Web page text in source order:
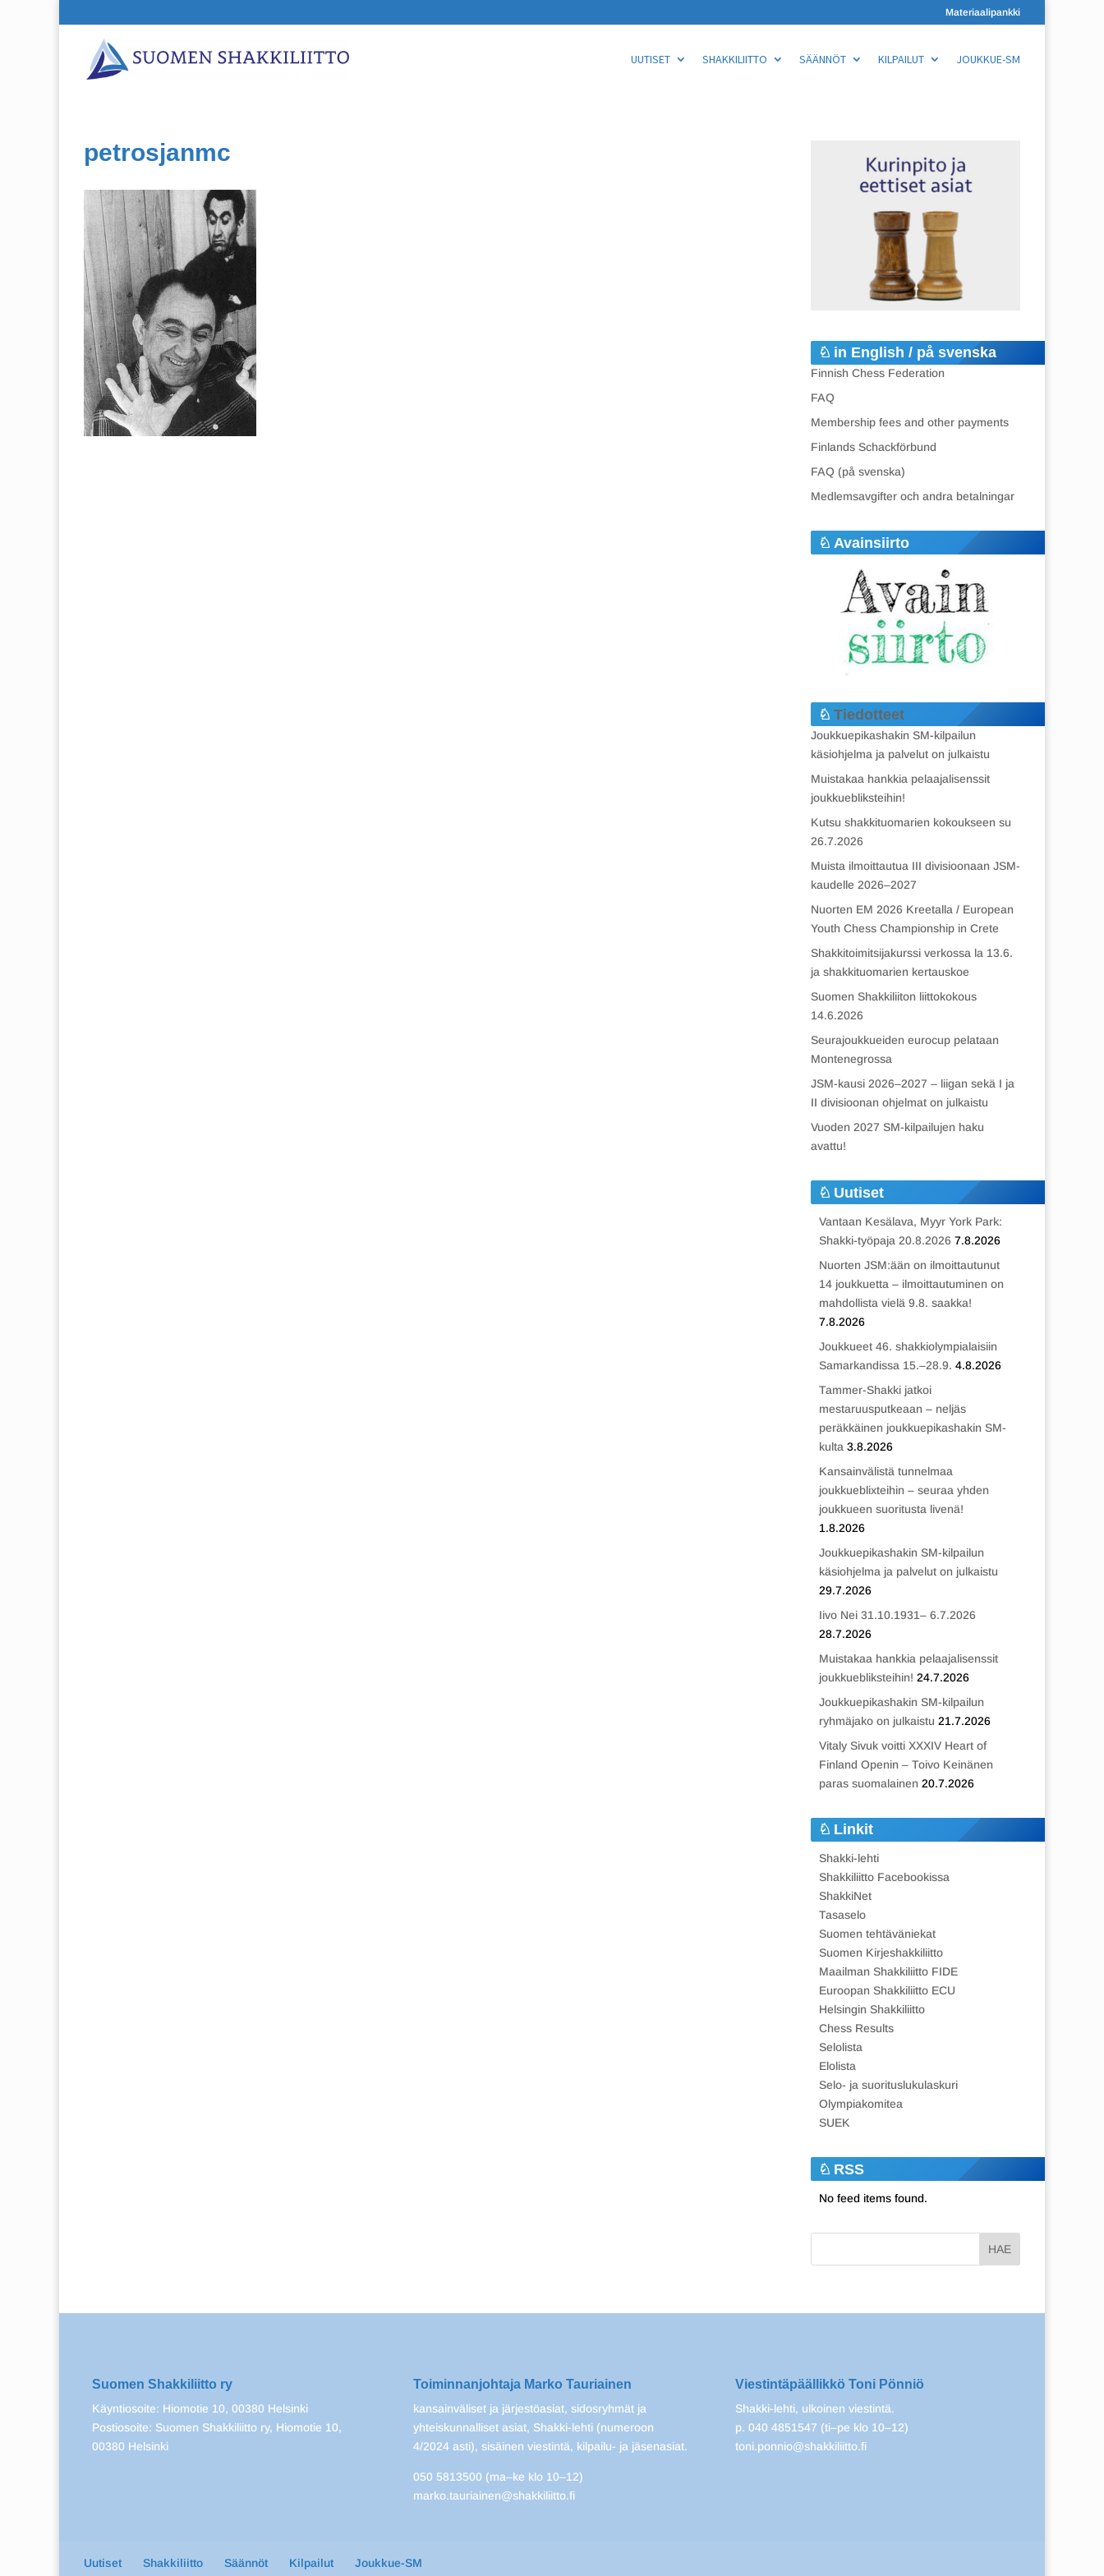
Materiaalipankki
UUTISET SHAKKILIITTO SÄÄNNÖT KILPAILUT JOUKKUE-SM
petrosjanmc
in English / på svenska
Finnish Chess Federation
FAQ
Membership fees and other payments
Finlands Schackförbund
FAQ (på svenska)
Medlemsavgifter och andra betalningar
Avainsiirto
Tiedotteet
Joukkuepikashakin SM-kilpailun
käsiohjelma ja palvelut on julkaistu
Muistakaa hankkia pelaajalisenssit
joukkuebliksteihin!
Kutsu shakkituomarien kokoukseen su
26.7.2026
Muista ilmoittautua III divisioonaan JSM-
kaudelle 2026–2027
Nuorten EM 2026 Kreetalla / European
Youth Chess Championship in Crete
Shakkitoimitsijakurssi verkossa la 13.6.
ja shakkituomarien kertauskoe
Suomen Shakkiliiton liittokokous
14.6.2026
Seurajoukkueiden eurocup pelataan
Montenegrossa
JSM-kausi 2026–2027 – liigan sekä I ja
II divisioonan ohjelmat on julkaistu
Vuoden 2027 SM-kilpailujen haku
avattu!
Uutiset
Vantaan Kesälava, Myyr York Park:
Shakki-työpaja 20.8.2026 7.8.2026
Nuorten JSM:ään on ilmoittautunut
14 joukkuetta – ilmoittautuminen on
mahdollista vielä 9.8. saakka!
7.8.2026
Joukkueet 46. shakkiolympialaisiin
Samarkandissa 15.–28.9. 4.8.2026
Tammer-Shakki jatkoi
mestaruusputkeaan – neljäs
peräkkäinen joukkuepikashakin SM-
kulta 3.8.2026
Kansainvälistä tunnelmaa
joukkueblixteihin – seuraa yhden
joukkueen suoritusta livenä!
1.8.2026
Joukkuepikashakin SM-kilpailun
käsiohjelma ja palvelut on julkaistu
29.7.2026
Iivo Nei 31.10.1931– 6.7.2026
28.7.2026
Muistakaa hankkia pelaajalisenssit
joukkuebliksteihin! 24.7.2026
Joukkuepikashakin SM-kilpailun
ryhmäjako on julkaistu 21.7.2026
Vitaly Sivuk voitti XXXIV Heart of
Finland Openin – Toivo Keinänen
paras suomalainen 20.7.2026
Linkit
Shakki-lehti
Shakkiliitto Facebookissa
ShakkiNet
Tasaselo
Suomen tehtäväniekat
Suomen Kirjeshakkiliitto
Maailman Shakkiliitto FIDE
Euroopan Shakkiliitto ECU
Helsingin Shakkiliitto
Chess Results
Selolista
Elolista
Selo- ja suorituslukulaskuri
Olympiakomitea
SUEK
RSS
No feed items found.
Suomen Shakkiliitto ry
Käyntiosoite: Hiomotie 10, 00380 Helsinki
Postiosoite: Suomen Shakkiliitto ry, Hiomotie 10,
00380 Helsinki
Toiminnanjohtaja Marko Tauriainen
kansainväliset ja järjestöasiat, sidosryhmät ja
yhteiskunnalliset asiat, Shakki-lehti (numeroon
4/2024 asti), sisäinen viestintä, kilpailu- ja jäsenasiat.
050 5813500 (ma–ke klo 10–12)
marko.tauriainen@shakkiliitto.fi
Viestintäpäällikkö Toni Pönniö
Shakki-lehti, ulkoinen viestintä.
p. 040 4851547 (ti–pe klo 10–12)
toni.ponnio@shakkiliitto.fi
Uutiset Shakkiliitto Säännöt Kilpailut Joukkue-SM